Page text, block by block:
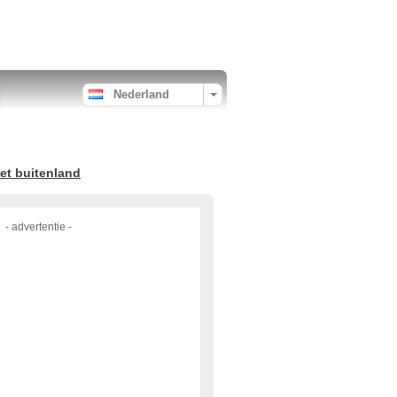
Nederland
buitenland
- advertentie -